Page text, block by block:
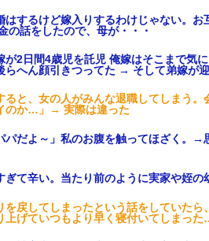
はするけど嫁入りするわけじゃない。
の話をしたので、母が・・・
が2日間4歳児を託児 俺嫁はそこまで気
らへん顔引きつってた → そして弟嫁が
ると、女の人がみんな退職してしまう
のか…」→ 実際は違った
パだよ～」私のお腹を触ってほざく。→
ぎて辛い。当たり前のように実家や姪の
を戻してしまったという話をしていたら
上げていつもより早く寝付いてしまっ